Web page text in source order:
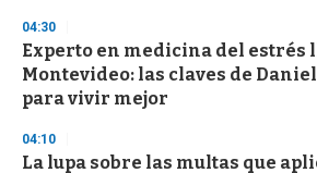
d
s
o
f
3
s
e
04:30
Experto en medicina del estrés
Montevideo: las claves de
para vivir mejor
04:10
La lupa sobre las multas que